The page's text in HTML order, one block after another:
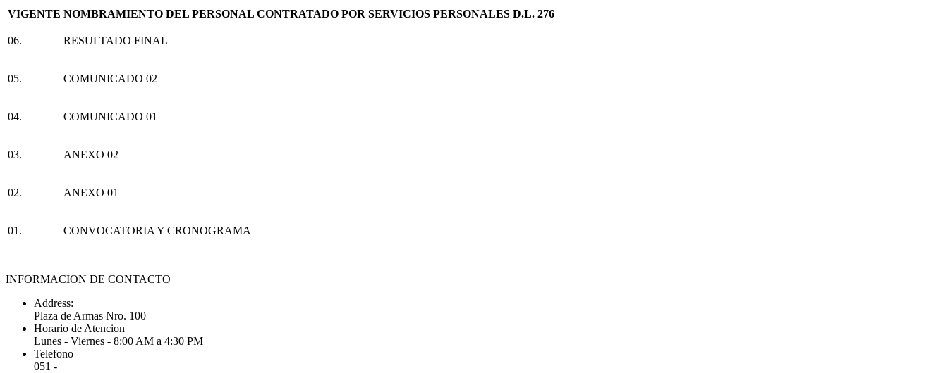
VIGENTE NOMBRAMIENTO DEL PERSONAL CONTRATADO POR SERVICIOS PERSONALES D.L. 276
06. RESULTADO FINAL
05. COMUNICADO 02
04. COMUNICADO 01
03. ANEXO 02
02. ANEXO 01
01. CONVOCATORIA Y CRONOGRAMA
INFORMACION DE CONTACTO
Address:
Plaza de Armas Nro. 100
Horario de Atencion
Lunes - Viernes - 8:00 AM a 4:30 PM
Telefono
051 -